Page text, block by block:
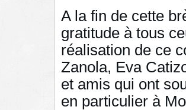
A la fin de cette
gratitude à tous
réalisation de ce
Zanola, Eva
et amis qui ont
en particulier à